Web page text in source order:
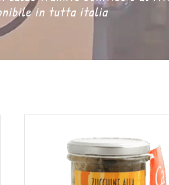
in tutta italia